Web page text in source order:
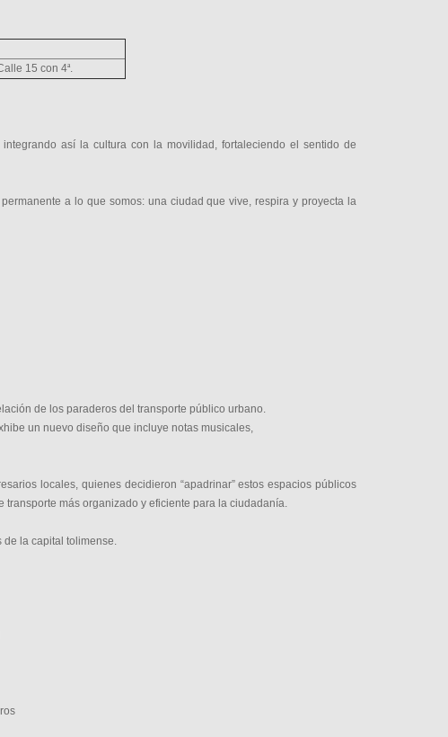
15 con 4ª.
así la cultura con la movilidad, fortaleciendo el sentido de
a lo que somos: una ciudad que vive, respira y proyecta la
de los paraderos del transporte público urbano.
un nuevo diseño que incluye notas musicales,
locales, quienes decidieron “apadrinar” estos espacios públicos
transporte más organizado y eficiente para la ciudadanía.
de la capital tolimense.